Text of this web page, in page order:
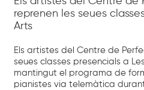
reprenen les seues
Arts
Els artistes del Centre de
seues classes presencials a
mantingut el programa de
pianistes via telemàtica